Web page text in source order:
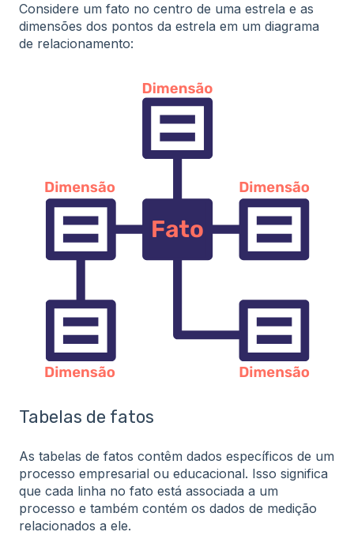
Considere um fato no centro de uma estrela e as
dimensões dos pontos da estrela em um diagrama
de relacionamento:
Tabelas de fatos
As tabelas de fatos contêm dados específicos de um
processo empresarial ou educacional. Isso significa
que cada linha no fato está associada a um
processo e também contém os dados de medição
relacionados a ele.